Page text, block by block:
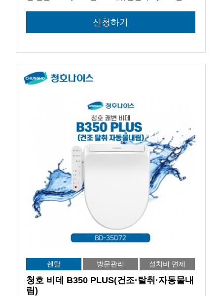
렌탈 방문관리 설치비 면제
청호 비데 B350 PLUS(건조·탈취·자동물내
림)